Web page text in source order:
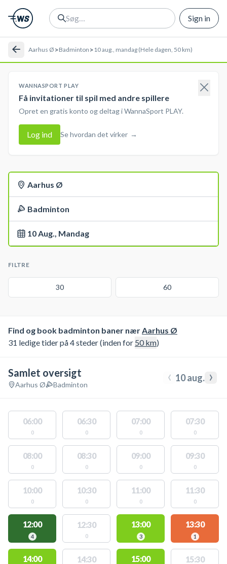
Sign in
Aarhus Ø >Badminton >10 aug., mandag (Hele dagen, 50 km)
WANNASPORT PLAY
Få invitationer til spil med andre spillere
Opret en gratis konto og deltag i WannaSport PLAY.
Log ind Se hvordan det virker →
Aarhus Ø
Badminton
10 Aug., Mandag
FILTRE
30 60
Find og book badminton baner nærAarhus Ø
31 ledige tider på 4 steder (inden for 50km)
Samlet oversigt
Aarhus Ø Badminton ‹ 10 aug. ›
06:00
0
06:30
0
07:00
0
07:30
0
08:00
0
08:30
0
09:00
0
09:30
0
10:00
0
10:30
0
11:00
0
11:30
0
12:00
4
12:30
0
13:00
3
13:30
1
14:00 14:30 15:00 15:30